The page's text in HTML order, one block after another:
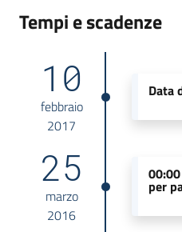
Tempi e scadenze
10
febbraio
2017
Data
25
marzo
2016
per